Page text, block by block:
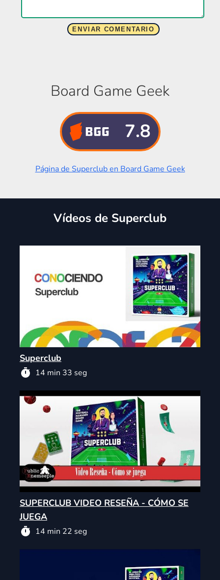
Board Game Geek
7.8
Página de Superclub en Board Game Geek
Vídeos de Superclub
Superclub
14 min 33 seg
SUPERCLUB VIDEO RESEÑA - CÓMO SE
JUEGA
14 min 22 seg